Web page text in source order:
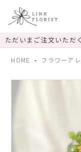
ただいまご注文いただ
HOME フラワーア